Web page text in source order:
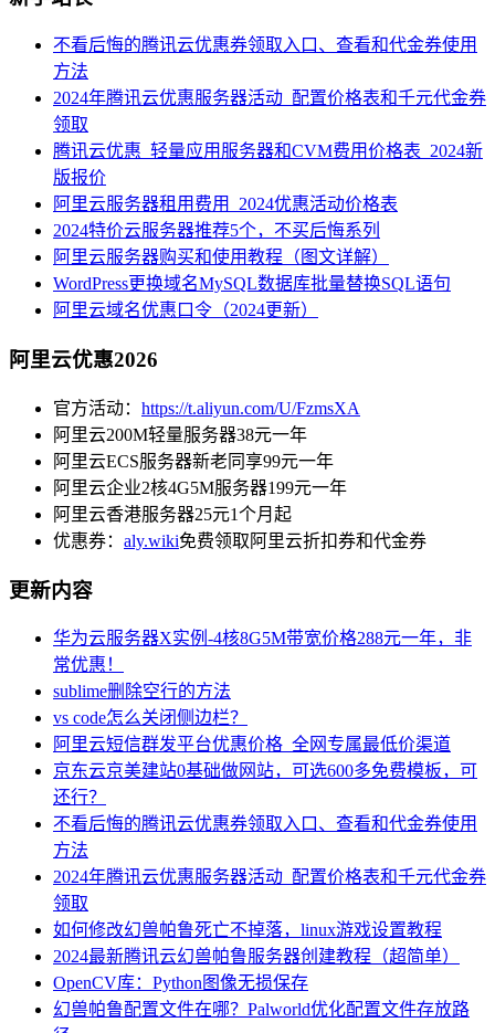
不看后悔的腾讯云优惠券领取入口、查看和代金券使用
方法
2024年腾讯云优惠服务器活动_配置价格表和千元代金券
领取
腾讯云优惠_轻量应用服务器和CVM费用价格表_2024新
版报价
阿里云服务器租用费用_2024优惠活动价格表
2024特价云服务器推荐5个，不买后悔系列
阿里云服务器购买和使用教程（图文详解）
WordPress更换域名MySQL数据库批量替换SQL语句
阿里云域名优惠口令（2024更新）
阿里云优惠2026
官方活动： https://t.aliyun.com/U/FzmsXA
阿里云200M轻量服务器38元一年
阿里云ECS服务器新老同享99元一年
阿里云企业2核4G5M服务器199元一年
阿里云香港服务器25元1个月起
优惠券： aly.wiki免费领取阿里云折扣券和代金券
更新内容
华为云服务器X实例-4核8G5M带宽价格288元一年，非
常优惠！
sublime删除空行的方法
vs code怎么关闭侧边栏？
阿里云短信群发平台优惠价格_全网专属最低价渠道
京东云京美建站0基础做网站，可选600多免费模板，可
还行？
不看后悔的腾讯云优惠券领取入口、查看和代金券使用
方法
2024年腾讯云优惠服务器活动_配置价格表和千元代金券
领取
如何修改幻兽帕鲁死亡不掉落，linux游戏设置教程
2024最新腾讯云幻兽帕鲁服务器创建教程（超简单）
OpenCV库：Python图像无损保存
幻兽帕鲁配置文件在哪？Palworld优化配置文件存放路